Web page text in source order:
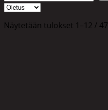
Näytetään tulokset 1–12 / 47